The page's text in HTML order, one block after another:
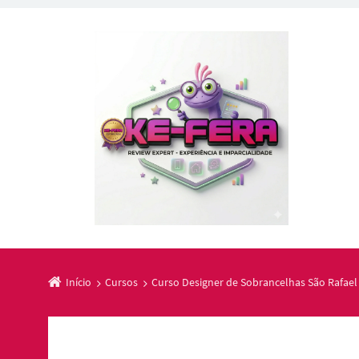
Início Cursos Curso Designer de Sobrancelhas São Rafael